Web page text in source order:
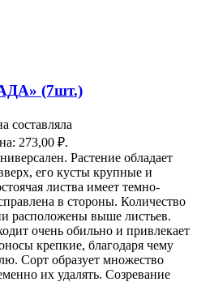
(7шт.)
составляла
273,00 ₽.
Растение обладает
его кусты крупные и
листва имеет темно-
в стороны. Количество
расположены выше листьев.
очень обильно и привлекает
крепкие, благодаря чему
Сорт образует множество
их удалять. Созревание